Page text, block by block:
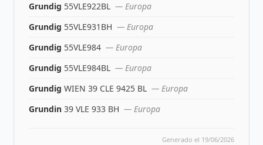
Grundig 55VLE922BL — Europa
Grundig 55VLE931BH — Europa
Grundig 55VLE984 — Europa
Grundig 55VLE984BL — Europa
Grundig WIEN 39 CLE 9425 BL — Europa
Grundin 39 VLE 933 BH — Europa
Generado el 19/06/2026